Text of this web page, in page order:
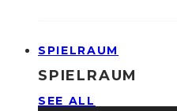
SPIELRAUM
SPIELRAUM
SEE ALL